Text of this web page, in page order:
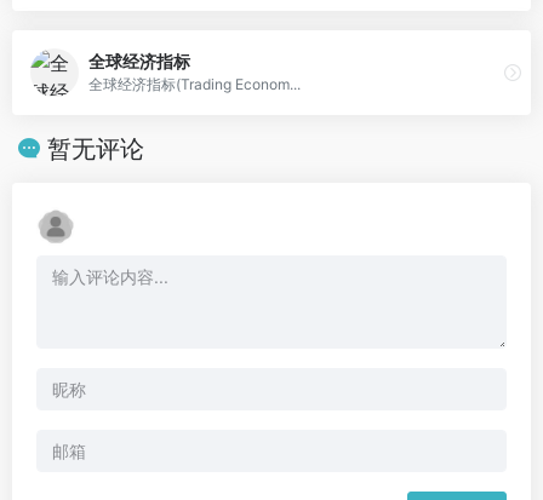
全球经济指标
全球经济指标(Trading Econom...
暂无评论